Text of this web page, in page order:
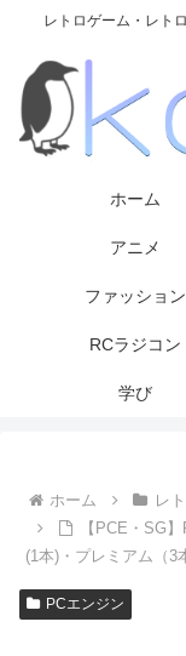
レトロゲーム・レト
ホーム
アニメ
ファッション
RCラジコン
学び
ホーム レ
【PCE・SG
(1本)・プレミアム（3
PCエンジン